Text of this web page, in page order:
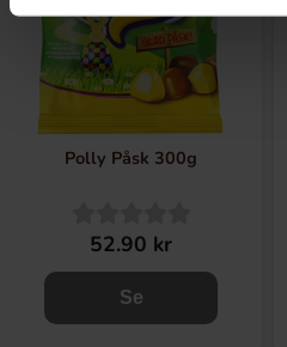
Polly Påsk 300g
52.90 kr
Se